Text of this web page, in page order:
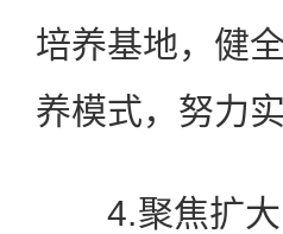
培养基地，健
养模式，努力
4.聚焦扩大